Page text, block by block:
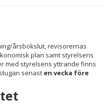
årsbokslut, revisorernas
plan samt styrelsens
med styrelsens yttrande finns
senast en vecka före